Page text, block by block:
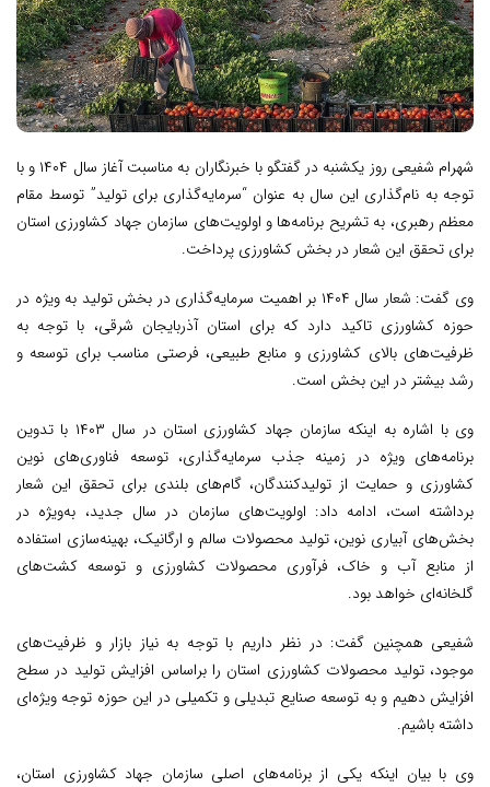
شهرام شفیعی روز یکشنبه در گفتگو با خبرنگاران به مناسبت آغاز سال ۱۴۰۴ و با
توجه به نام‌گذاری این سال به عنوان “سرمایه‌گذاری برای تولید” توسط مقام
معظم رهبری، به تشریح برنامه‌ها و اولویت‌های سازمان جهاد کشاورزی استان
برای تحقق این شعار در بخش کشاورزی پرداخت.
وی گفت: شعار سال ۱۴۰۴ بر اهمیت سرمایه‌گذاری در بخش تولید به ویژه در
حوزه کشاورزی تاکید دارد که برای استان آذربایجان شرقی، با توجه به
ظرفیت‌های بالای کشاورزی و منابع طبیعی، فرصتی مناسب برای توسعه و
رشد بیشتر در این بخش است.
وی با اشاره به اینکه سازمان جهاد کشاورزی استان در سال ۱۴۰۳ با تدوین
برنامه‌های ویژه در زمینه جذب سرمایه‌گذاری، توسعه فناوری‌های نوین
کشاورزی و حمایت از تولیدکنندگان، گام‌های بلندی برای تحقق این شعار
برداشته است، ادامه داد: اولویت‌های سازمان در سال جدید، به‌ویژه در
بخش‌های آبیاری نوین، تولید محصولات سالم و ارگانیک، بهینه‌سازی استفاده
از منابع آب و خاک، فرآوری محصولات کشاورزی و توسعه کشت‌های
گلخانه‌ای خواهد بود.
شفیعی همچنین گفت: در نظر داریم با توجه به نیاز بازار و ظرفیت‌های
موجود، تولید محصولات کشاورزی استان را براساس افزایش تولید در سطح
افزایش دهیم و به توسعه صنایع تبدیلی و تکمیلی در این حوزه توجه ویژه‌ای
داشته باشیم.
وی با بیان اینکه یکی از برنامه‌های اصلی سازمان جهاد کشاورزی استان،